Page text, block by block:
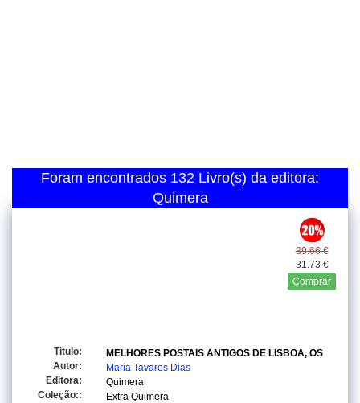
Foram encontrados 132 Livro(s) da editora:
Quimera
39.66 €
31.73 €
Comprar
Titulo:
MELHORES POSTAIS ANTIGOS DE LISBOA, OS
Autor:
Maria Tavares Dias
Editora:
Quimera
Coleção::
Extra Quimera